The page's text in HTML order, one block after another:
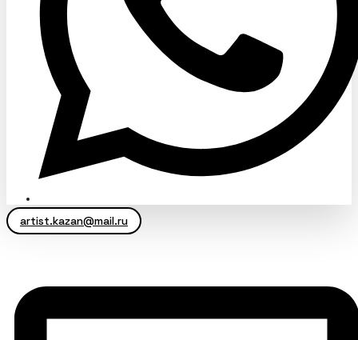
artist.kazan@mail.ru